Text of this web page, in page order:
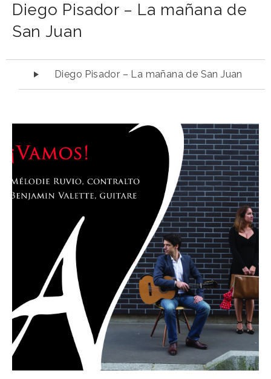
Diego Pisador – La mañana de
San Juan
Lecteur audioDiego Pisador – La mañana de San Juan